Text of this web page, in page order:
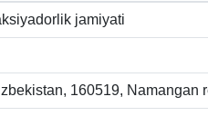
jamiyati
160519,